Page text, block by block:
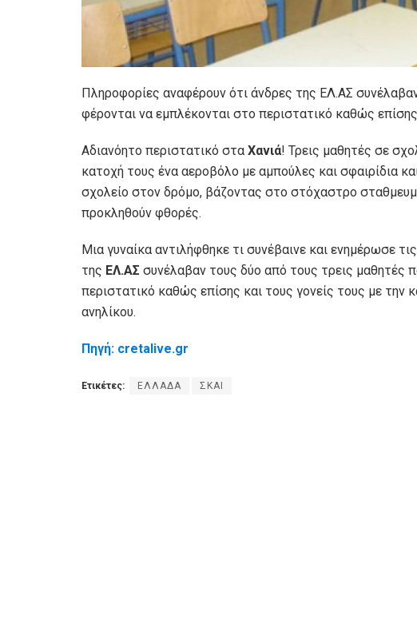
Πληροφορίες αναφέρουν ότι άνδρες της ΕΛ.ΑΣ
φέρονται να εμπλέκονται στο περιστατικό καθώς
Αδιανόητο περιστατικό στα Χανιά! Τρεις μαθητές σε
κατοχή τους ένα αεροβόλο με αμπούλες και σφαιρίδια
σχολείο στον δρόμο, βάζοντας στο στόχαστρο
προκληθούν φθορές.
Μια γυναίκα αντιλήφθηκε τι συνέβαινε και ενημέρωσε τις
της ΕΛ.ΑΣ συνέλαβαν τους δύο από τους τρεις μαθητές
περιστατικό καθώς επίσης και τους γονείς τους με την
ανηλίκου.
Πηγή: cretalive.gr
Ετικέτες: ΕΛΛΑΔΑ ΣΚΑΙ